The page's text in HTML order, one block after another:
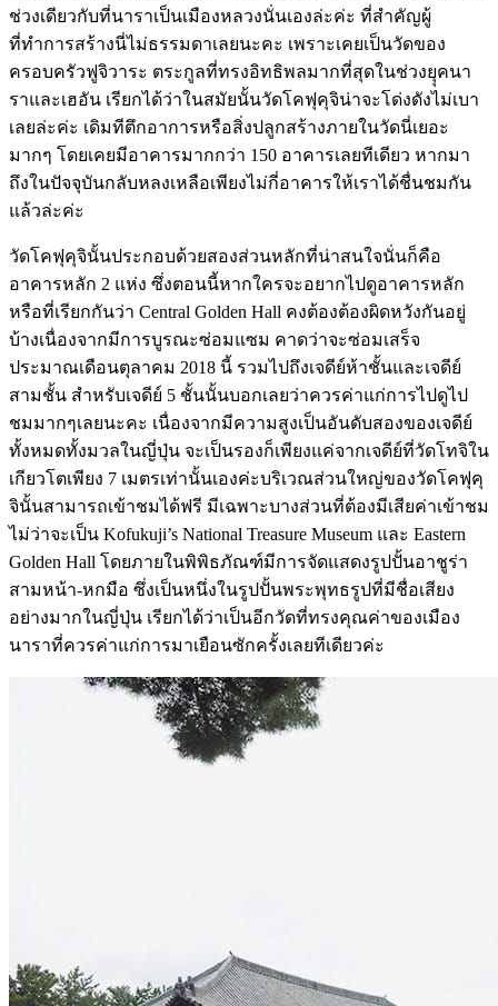
ช่วงเดียวกับที่นาราเป็นเมืองหลวงนั่นเองล่ะค่ะ ที่สำคัญผู้
ที่ทำการสร้างนี่ไม่ธรรมดาเลยนะคะ เพราะเคยเป็นวัดของ
ครอบครัวฟูจิวาระ ตระกูลที่ทรงอิทธิพลมากที่สุดในช่วงยุุคนา
ราและเฮอัน เรียกได้ว่าในสมัยนั้นวัดโคฟุคุจิน่าจะโด่งดังไม่เบา
เลยล่ะค่ะ เดิมทีตึกอาการหรือสิ่งปลูกสร้างภายในวัดนี่เยอะ
มากๆ โดยเคยมีอาคารมากกว่า 150 อาคารเลยทีเดียว หากมา
ถึงในปัจจุบันกลับหลงเหลือเพียงไม่กี่อาคารให้เราได้ชื่นชมกัน
แล้วล่ะค่ะ
วัดโคฟุคุจินั้นประกอบด้วยสองส่วนหลักที่น่าสนใจนั่นก็คือ
อาคารหลัก 2 แห่ง ซึ่งตอนนี้หากใครจะอยากไปดูอาคารหลัก
หรือที่เรียกกันว่า Central Golden Hall คงต้องต้องผิดหวังกันอยู่
บ้างเนื่องจากมีการบูรณะซ่อมแซม คาดว่าจะซ่อมเสร็จ
ประมาณเดือนตุลาคม 2018 นี้ รวมไปถึงเจดีย์ห้าชั้นและเจดีย์
สามชั้น สำหรับเจดีย์ 5 ชั้นนั้นบอกเลยว่าควรค่าแก่การไปดูไป
ชมมากๆเลยนะคะ เนื่องจากมีความสูงเป็นอันดับสองของเจดีย์
ทั้งหมดทั้งมวลในญี่ปุ่น จะเป็นรองก็เพียงแค่จากเจดีย์ที่วัดโทจิใน
เกียวโตเพียง 7 เมตรเท่านั้นเองค่ะบริเวณส่วนใหญ่ของวัดโคฟุคุ
จินั้นสามารถเข้าชมได้ฟรี มีเฉพาะบางส่วนที่ต้องมีเสียค่าเข้าชม
ไม่ว่าจะเป็น Kofukuji’s National Treasure Museum และ Eastern
Golden Hall โดยภายในพิพิธภัณฑ์มีการจัดแสดงรูปปั้นอาชูร่า
สามหน้า-หกมือ ซึ่งเป็นหนึ่งในรูปปั้นพระพุทธรูปที่มีชื่อเสียง
อย่างมากในญี่ปุ่น เรียกได้ว่าเป็นอีกวัดที่ทรงคุณค่าของเมือง
นาราที่ควรค่าแก่การมาเยือนซักครั้งเลยทีเดียวค่ะ